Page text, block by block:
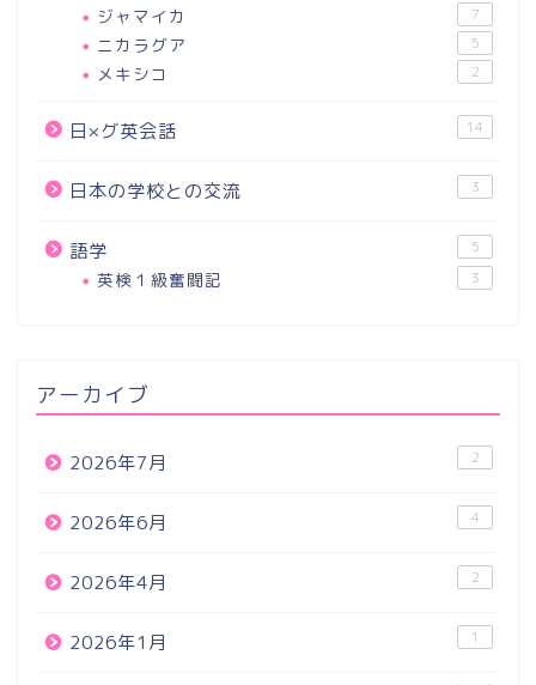
ジャマイカ 7
ニカラグア 5
メキシコ 2
日×グ英会話 14
日本の学校との交流 3
語学 5
英検１級奮闘記 3
アーカイブ
2026年7月 2
2026年6月 4
2026年4月 2
2026年1月 1